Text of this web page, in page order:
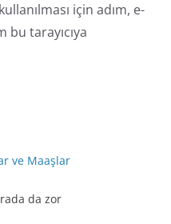
için adım, e-
tarayıcıya
ve Maaşlar
da zor